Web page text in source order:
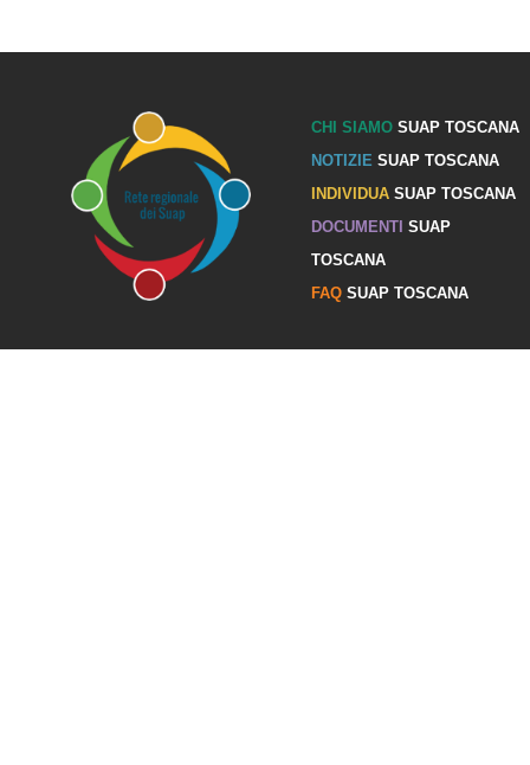
CHI SIAMOSUAP TOSCANA
NOTIZIE SUAP TOSCANA
INDIVIDUASUAP TOSCANA
DOCUMENTI SUAP
TOSCANA
FAQSUAP TOSCANA